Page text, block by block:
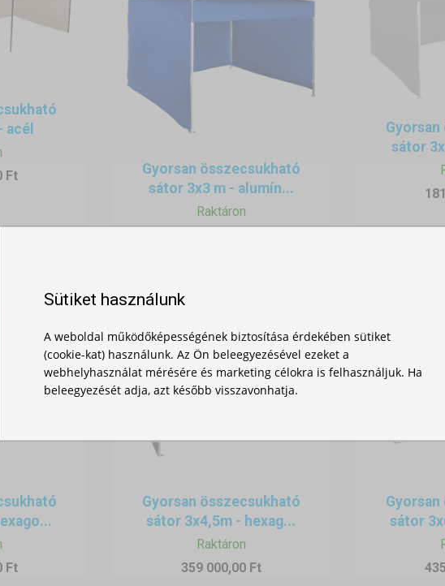
acél
Ft
Gyorsan összecsukható
sátor 3x3 m - alumín...
Raktáron
sátor
Ft
Gyorsan összecsukható
sátor 3x4,5m - hexag...
Raktáron
359 000,00 Ft
sátor
Sütiket használunk
A weboldal működőképességének biztosítása érdekében sütiket
(cookie-kat) használunk. Az Ön beleegyezésével ezeket a
webhelyhasználat mérésére és marketing célokra is felhasználjuk. Ha
beleegyezését adja, azt később visszavonhatja.